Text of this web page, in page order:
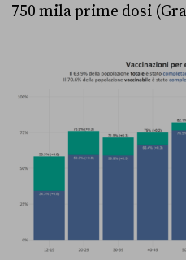
750 mila prime dosi